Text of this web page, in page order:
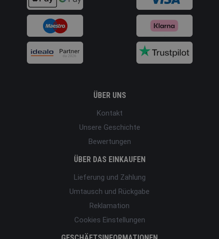
ÜBER UNS
Kontakt
Unsere Geschichte
Bewertungen
ÜBER DAS EINKAUFEN
Lieferung und Zahlung
Umtausch und Rückgabe
Reklamation
Cookies Einstellungen